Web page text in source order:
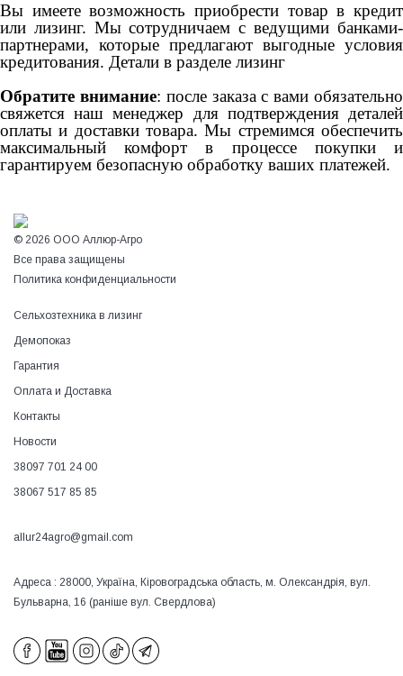
Вы имеете возможность приобрести товар в кредит
или лизинг. Мы сотрудничаем с ведущими банками-
партнерами, которые предлагают выгодные условия
кредитования. Детали в разделе лизинг
Обратите внимание: после заказа с вами обязательно
свяжется наш менеджер для подтверждения деталей
оплаты и доставки товара. Мы стремимся обеспечить
максимальный комфорт в процессе покупки и
гарантируем безопасную обработку ваших платежей.
© 2026 ООО Аллюр-Агро
Все права защищены
Политика конфиденциальности
Сельхозтехника в лизинг
Демопоказ
Гарантия
Оплата и Доставка
Контакты
Новости
38097 701 24 00
38067 517 85 85
allur24agro@gmail.com
Адреса : 28000, Україна, Кіровоградська область, м. Олександрія, вул.
Бульварна, 16 (раніше вул. Свердлова)